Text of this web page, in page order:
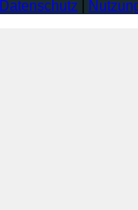
Datenschutz